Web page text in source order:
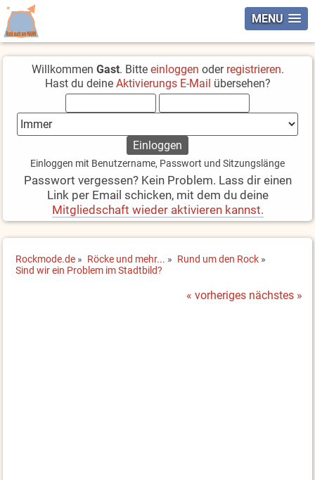
MENU
Willkommen Gast. Bitte einloggen oder registrieren.
Hast du deine Aktivierungs E-Mail übersehen?
Einloggen mit Benutzername, Passwort und Sitzungslänge
Passwort vergessen? Kein Problem. Lass dir einen
Link per Email schicken, mit dem du deine
Mitgliedschaft wieder aktivieren kannst.
Rockmode.de » Röcke und mehr... » Rund um den Rock »
Sind wir ein Problem im Stadtbild?
« vorheriges nächstes »